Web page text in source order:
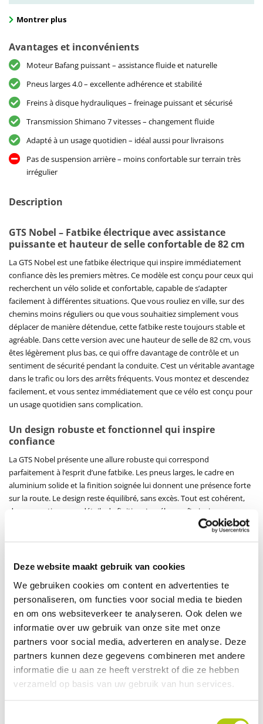
Deze website maakt gebruik van cookies
We gebruiken cookies om content en advertenties te
personaliseren, om functies voor social media te bieden
en om ons websiteverkeer te analyseren. Ook delen we
informatie over uw gebruik van onze site met onze
partners voor social media, adverteren en analyse. Deze
partners kunnen deze gegevens combineren met andere
informatie die u aan ze heeft verstrekt of die ze hebben
verzameld op basis van uw gebruik van hun services.
Montrer plus
Avantages et inconvénients
Moteur Bafang puissant – assistance fluide et naturelle
Pneus larges 4.0 – excellente adhérence et stabilité
Freins à disque hydrauliques – freinage puissant et sécurisé
Transmission Shimano 7 vitesses – changement fluide
Adapté à un usage quotidien – idéal aussi pour livraisons
Pas de suspension arrière – moins confortable sur terrain très
irrégulier
Description
GTS Nobel – Fatbike électrique avec assistance
puissante et hauteur de selle confortable de 82 cm
La GTS Nobel est une fatbike électrique qui inspire immédiatement
confiance dès les premiers mètres. Ce modèle est conçu pour ceux qui
recherchent un vélo solide et confortable, capable de s’adapter
facilement à différentes situations. Que vous rouliez en ville, sur des
chemins moins réguliers ou que vous souhaitiez simplement vous
déplacer de manière détendue, cette fatbike reste toujours stable et
agréable. Dans cette version avec une hauteur de selle de 82 cm, vous
êtes légèrement plus bas, ce qui offre davantage de contrôle et un
sentiment de sécurité pendant la conduite. C’est un véritable avantage
dans le trafic ou lors des arrêts fréquents. Vous montez et descendez
facilement, et vous sentez immédiatement que ce vélo est conçu pour
un usage quotidien sans complication.
Un design robuste et fonctionnel qui inspire
confiance
La GTS Nobel présente une allure robuste qui correspond
parfaitement à l’esprit d’une fatbike. Les pneus larges, le cadre en
aluminium solide et la finition soignée lui donnent une présence forte
sur la route. Le design reste équilibré, sans excès. Tout est cohérent,
des proportions aux détails de finition. Le vélo paraît ainsi non
seulement solide, mais aussi fiable et prêt pour une utilisation
Confort et stabilité sur tous les types de terrain
Dès les premiers kilomètres, vous ressentez le point fort de cette
fatbike. La combinaison des pneus larges 4.0 et de la fourche
suspendue RST permet d’absorber efficacement les irrégularités de la
route. Pavés, routes abîmées ou chemins légèrement non asphaltés
sont franchis sans difficulté. La hauteur de selle de 82 cm rend
l’ensemble encore plus accessible. Vous gardez une bonne visibilité et
vous vous sentez en sécurité lors des arrêts et des démarrages. Cela
fait de cette version un excellent choix pour ceux qui privilégient
confort et contrôle.